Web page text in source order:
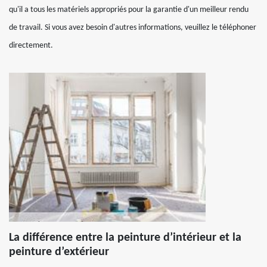
qu'il a tous les matériels appropriés pour la garantie d'un meilleur rendu
de travail. Si vous avez besoin d'autres informations, veuillez le téléphoner
directement.
La différence entre la peinture d’intérieur et la
peinture d’extérieur